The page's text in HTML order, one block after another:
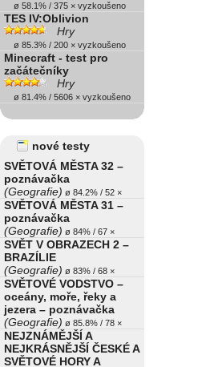
ø 58.1% / 375 × vyzkoušeno
TES IV:Oblivion
Hry
ø 85.3% / 200 × vyzkoušeno
Minecraft - test pro
začátečníky
Hry
ø 81.4% / 5606 × vyzkoušeno
nové testy
SVĚTOVÁ MĚSTA 32 –
poznávačka
(Geografie) ø 84.2% / 52 ×
SVĚTOVÁ MĚSTA 31 –
poznávačka
(Geografie) ø 84% / 67 ×
SVĚT V OBRAZECH 2 –
BRAZÍLIE
(Geografie) ø 83% / 68 ×
SVĚTOVÉ VODSTVO –
oceány, moře, řeky a
jezera – poznávačka
(Geografie) ø 85.8% / 78 ×
NEJZNÁMĚJŠÍ A
NEJKRÁSNĚJŠÍ ČESKÉ A
SVĚTOVÉ HORY A